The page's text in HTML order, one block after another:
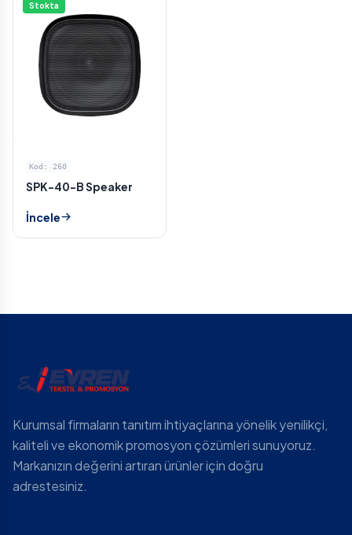
Stokta
Kod: 260
SPK-40-B Speaker
İncele
Kurumsal firmaların tanıtım ihtiyaçlarına yönelik yenilikçi,
kaliteli ve ekonomik promosyon çözümleri sunuyoruz.
Markanızın değerini artıran ürünler için doğru
adrestesiniz.